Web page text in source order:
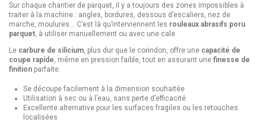
Sur chaque chantier de parquet, il y a toujours des zones impossibles à
traiter à la machine : angles, bordures, dessous d’escaliers, nez de
marche, moulures... C’est là qu’interviennent les rouleaux abrasifs poru
parquet, à utiliser manuellement ou avec une cale.
Le carbure de silicium, plus dur que le corindon, offre une capacité de
coupe rapide, même en pression faible, tout en assurant une finesse de
finition parfaite.
Se découpe facilement à la dimension souhaitée
Utilisation à sec ou à l’eau, sans perte d’efficacité
Excellente alternative pour les surfaces fragiles ou les retouches
localisées